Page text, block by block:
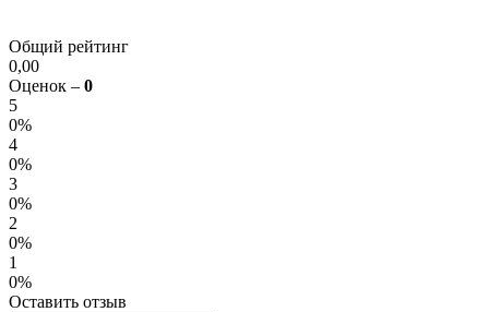
Общий рейтинг
0,00
Оценок – 0
5
0%
4
0%
3
0%
2
0%
1
0%
Оставить отзыв